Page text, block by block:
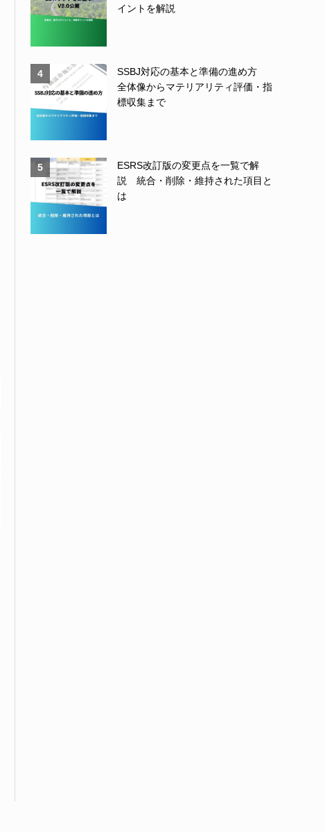
イントを解説
4
SSBJ対応の基本と準備の進め方
全体像からマテリアリティ評価・指
標収集まで
5
ESRS改訂版の変更点を一覧で解
説 統合・削除・維持された項目と
は